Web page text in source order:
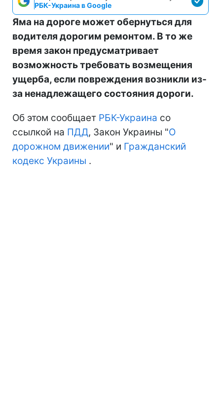
РБК-Украина в Google
Яма на дороге может обернуться для
водителя дорогим ремонтом. В то же
время закон предусматривает
возможность требовать возмещения
ущерба, если повреждения возникли из-
за ненадлежащего состояния дороги.
Об этом сообщает РБК-Украина со
ссылкой на ПДД, Закон Украины "О
дорожном движении" и Гражданский
кодекс Украины .